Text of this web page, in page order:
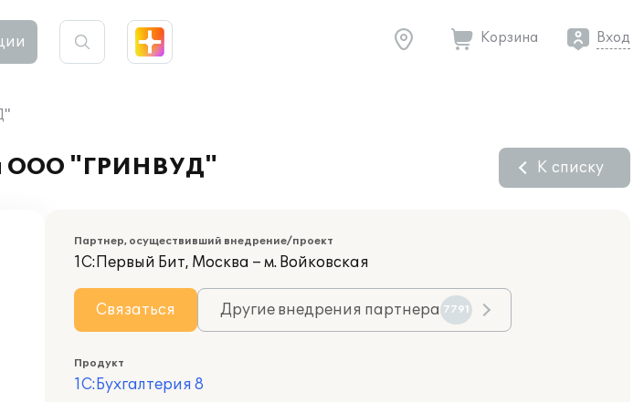
Корзина Вход
ООО "ГРИНВУД" К списку
Партнер, осуществивший внедрение/проект
1С:Первый Бит, Москва – м. Войковская
Связаться Другие внедрения партнера 7791
Продукт
1С:Бухгалтерия 8